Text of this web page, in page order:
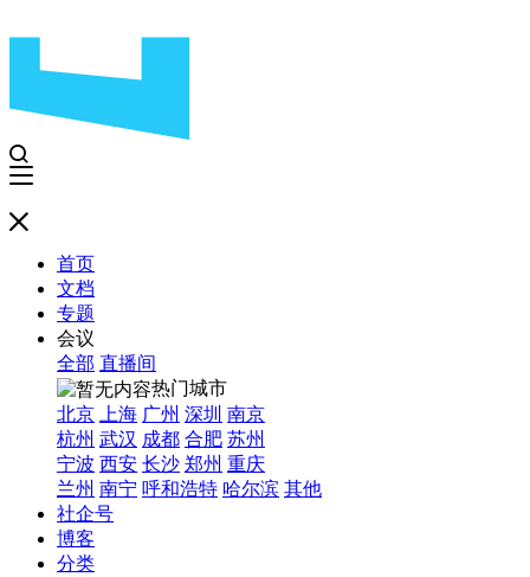
首页
文档
专题
会议
全部 直播间
热门城市
北京
上海 广州 深圳 南京
杭州 武汉 成都 合肥 苏州
宁波 西安 长沙 郑州 重庆
兰州 南宁 呼和浩特 哈尔滨 其他
社企号
博客
分类